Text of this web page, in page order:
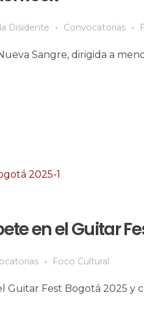
Disidente Convocatorias
Sangre, dirigida a
en el Guitar
Foco Cultural
Guitar Fest Bogotá 2025 y